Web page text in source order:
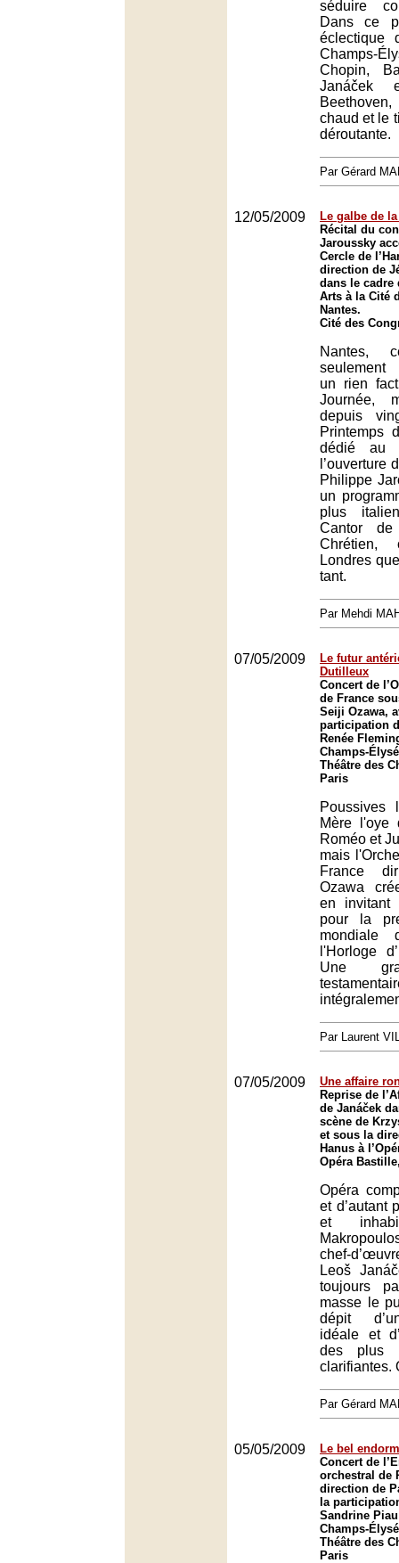
séduire
Dans ce
éclectique
Champs-
Chopin,
Janáček
chaud et le
déroutante.
Par Gérard
12/05/2009
Le galbe de
Récital du
Jaroussky
Cercle de
direction de
dans le cadre
Arts à la Cité
Nantes.
Cité des
Nantes,
seulement
un rien
Journée,
depuis
Printemps
dédié au
l’ouverture
Philippe
un
plus
Cantor
Londres
tant.
Par Mehdi
07/05/2009
Le futur
Dutilleux
Concert de
de France
Seiji Ozawa,
participation
Renée
Champs-
Théâtre des
Paris
Poussives
Mère l'oye
Roméo et
mais
France
Ozawa
en invitant
pour la
mondiale
l'Horloge
Une
Par Laurent
07/05/2009
Une affaire
Reprise de
de Janáček
scène de
et sous la
Hanus à
Opéra
Opéra
et d’autant
et
chef-
Leoš
toujours
masse le
dépit
idéale et
des plus
clarifiantes.
Par Gérard
05/05/2009
Le bel
Concert de
orchestral de
direction de
la
Sandrine
Champs-
Théâtre des
Paris